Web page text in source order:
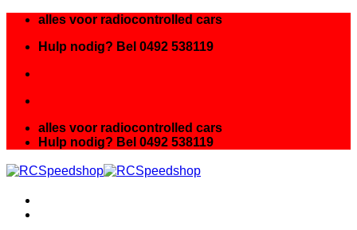
inhoud
alles voor radiocontrolled cars
Hulp nodig? Bel 0492 538119
alles voor radiocontrolled cars
Hulp nodig? Bel 0492 538119